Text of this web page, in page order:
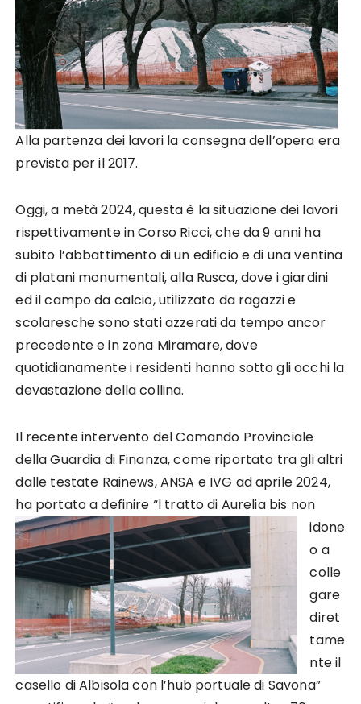
Alla partenza dei lavori la consegna dell’opera era
prevista per il 2017.
Oggi, a metà 2024, questa è la situazione dei lavori
rispettivamente in Corso Ricci, che da 9 anni ha
subito l’abbattimento di un edificio e di una ventina
di platani monumentali, alla Rusca, dove i giardini
ed il campo da calcio, utilizzato da ragazzi e
scolaresche sono stati azzerati da tempo ancor
precedente e in zona Miramare, dove
quotidianamente i residenti hanno sotto gli occhi la
devastazione della collina.
Il recente intervento del Comando Provinciale
della Guardia di Finanza, come riportato tra gli altri
dalle testate Rainews, ANSA e IVG ad aprile 2024,
ha portatoa definire “l tratto di Aurelia bis non
idone
o a
colle
gare
diret
tame
nte il
casello di Albisola con l’hub portuale di Savona”